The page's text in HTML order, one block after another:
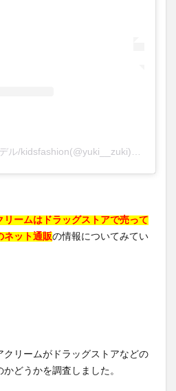
yuzu&shizu❤︎キッズモデル/kidsfashion(@yuki__zuki)がシェアした投稿
リームはドラッグストアで売って
ネット通販の情報についてみてい
クリームがドラッグストアなどの
どうかを調査しました。